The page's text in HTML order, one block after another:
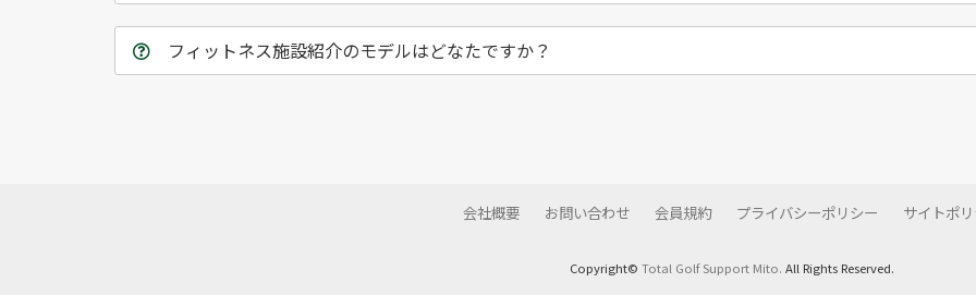
フィットネス施設紹介のモデルはどなたですか？
会社概要 お問い合わせ 会員規約 プライバシーポリシー サイトポ
Copyright© Total Golf Support Mito. All Rights Reserved.